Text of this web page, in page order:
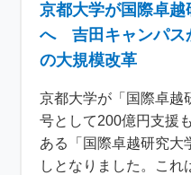
京都大学が国際卓
へ 吉田キャンパス
の大規模改革
京都大学が「国際卓
号として200億円支援
ある「国際卓越研究大
しとなりました。これ